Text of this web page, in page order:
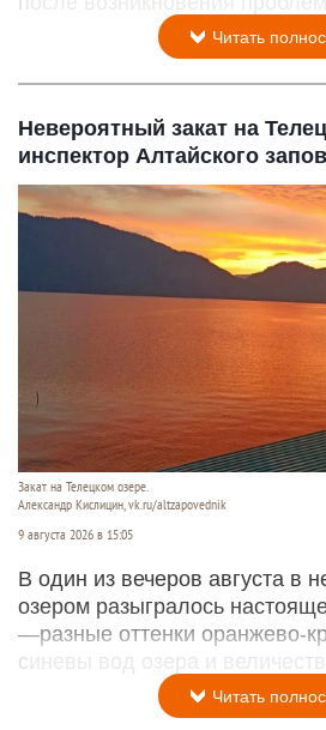
Читать
Невероятный закат на
инспектор Алтайского
Закат на Телецком озере.
Александр Кислицин, vk.ru/altzapovednik
9 августа 2026 в 15:05
В один из вечеров августа в
озером разыгралось
—разные оттенки оранжево-
синевы вод озера и
Читать